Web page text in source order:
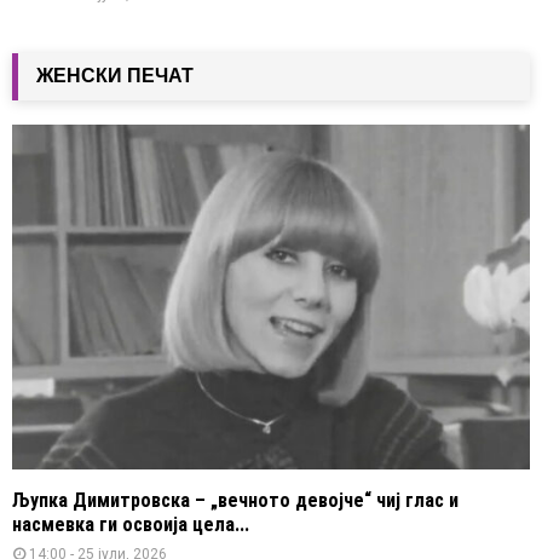
ЖЕНСКИ ПЕЧАТ
Љупка Димитровска – „вечното девојче“ чиј глас и
насмевка ги освоија цела...
14:00 - 25 јули, 2026